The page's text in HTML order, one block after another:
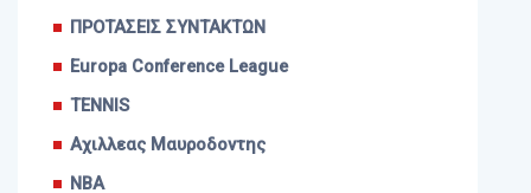
ΠΡΟΤΑΣΕΙΣ ΣΥΝΤΑΚΤΩΝ
Europa Conference League
TENNIS
Αχιλλεας Μαυροδοντης
NBA